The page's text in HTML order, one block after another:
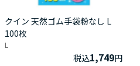
クイン 天然ゴム手袋粉なし L
100枚
L
税込1,749円